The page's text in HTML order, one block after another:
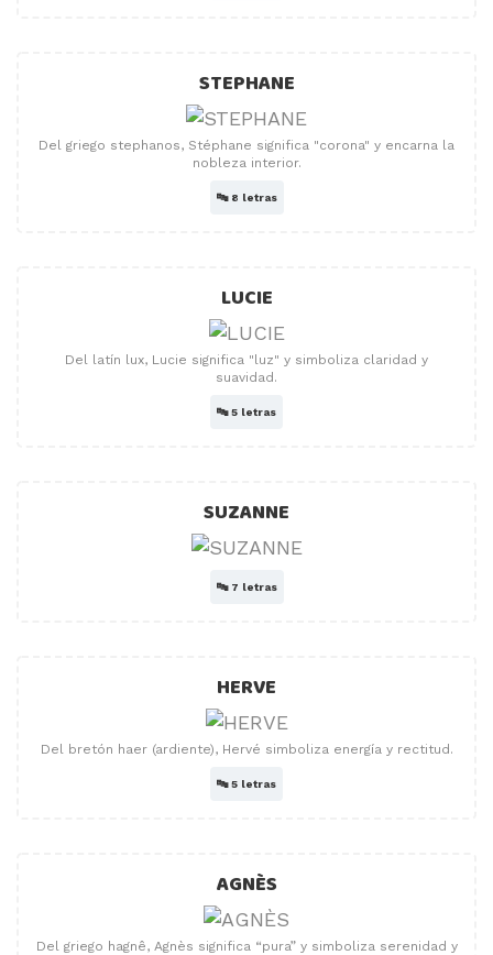
STEPHANE
Del griego stephanos, Stéphane significa "corona" y encarna la
nobleza interior.
🔤 8 letras
LUCIE
Del latín lux, Lucie significa "luz" y simboliza claridad y
suavidad.
🔤5 letras
SUZANNE
🔤 7 letras
HERVE
Del bretón haer (ardiente), Hervé simboliza energía y rectitud.
🔤5 letras
AGNÈS
Del griego hagnê, Agnès significa “pura” y simboliza serenidad y